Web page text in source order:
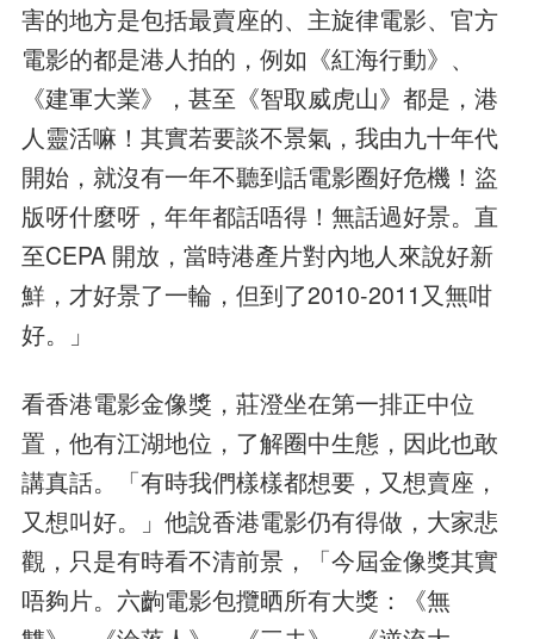
害的地方是包括最賣座的、主旋律電影、官方
電影的都是港人拍的，例如《紅海行動》、
《建軍大業》，甚至《智取威虎山》都是，港
人靈活嘛！其實若要談不景氣，我由九十年代
開始，就沒有一年不聽到話電影圈好危機！盜
版呀什麼呀，年年都話唔得！無話過好景。直
至CEPA 開放，當時港產片對內地人來說好新
鮮，才好景了一輪，但到了2010-2011又無咁
好。」
看香港電影金像獎，莊澄坐在第一排正中位
置，他有江湖地位，了解圈中生態，因此也敢
講真話。「有時我們樣樣都想要，又想賣座，
又想叫好。」他說香港電影仍有得做，大家悲
觀，只是有時看不清前景，「今屆金像獎其實
唔夠片。六齣電影包攬晒所有大獎：《無